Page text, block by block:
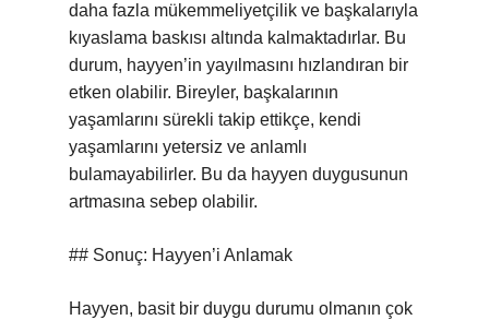
daha fazla mükemmeliyetçilik ve başkalarıyla
kıyaslama baskısı altında kalmaktadırlar. Bu
durum, hayyen’in yayılmasını hızlandıran bir
etken olabilir. Bireyler, başkalarının
yaşamlarını sürekli takip ettikçe, kendi
yaşamlarını yetersiz ve anlamlı
bulamayabilirler. Bu da hayyen duygusunun
artmasına sebep olabilir.
## Sonuç: Hayyen’i Anlamak
Hayyen, basit bir duygu durumu olmanın çok